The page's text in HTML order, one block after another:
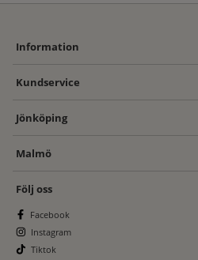
Information
Kundservice
Jönköping
Malmö
Följ oss
Facebook
Instagram
Tiktok